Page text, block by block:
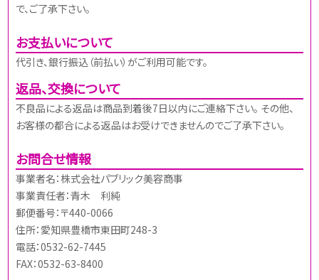
で、ご了承下さい。
お支払いについて
代引き、銀行振込（前払い）がご利用可能です。
返品、交換について
不良品による返品は商品到着後7日以内にご連絡下さい。 その他、
お客様の都合による返品はお受けできませんのでご了承下さい。
お問合せ情報
事業者名：株式会社パブリック美容商事
事業責任者：青木 利純
郵便番号：〒440-0066
住所：愛知県豊橋市東田町248-3
電話：0532-62-7445
FAX：0532-63-8400